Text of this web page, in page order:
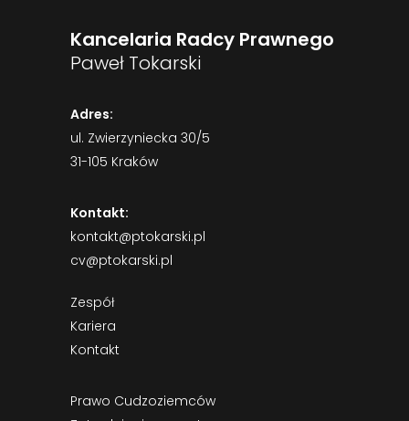
Kancelaria Radcy Prawnego
Paweł Tokarski
Adres:
ul. Zwierzyniecka 30/5
31-105 Kraków
Kontakt:
kontakt@ptokarski.pl
cv@ptokarski.pl
Zespół
Kariera
Kontakt
Prawo Cudzoziemców